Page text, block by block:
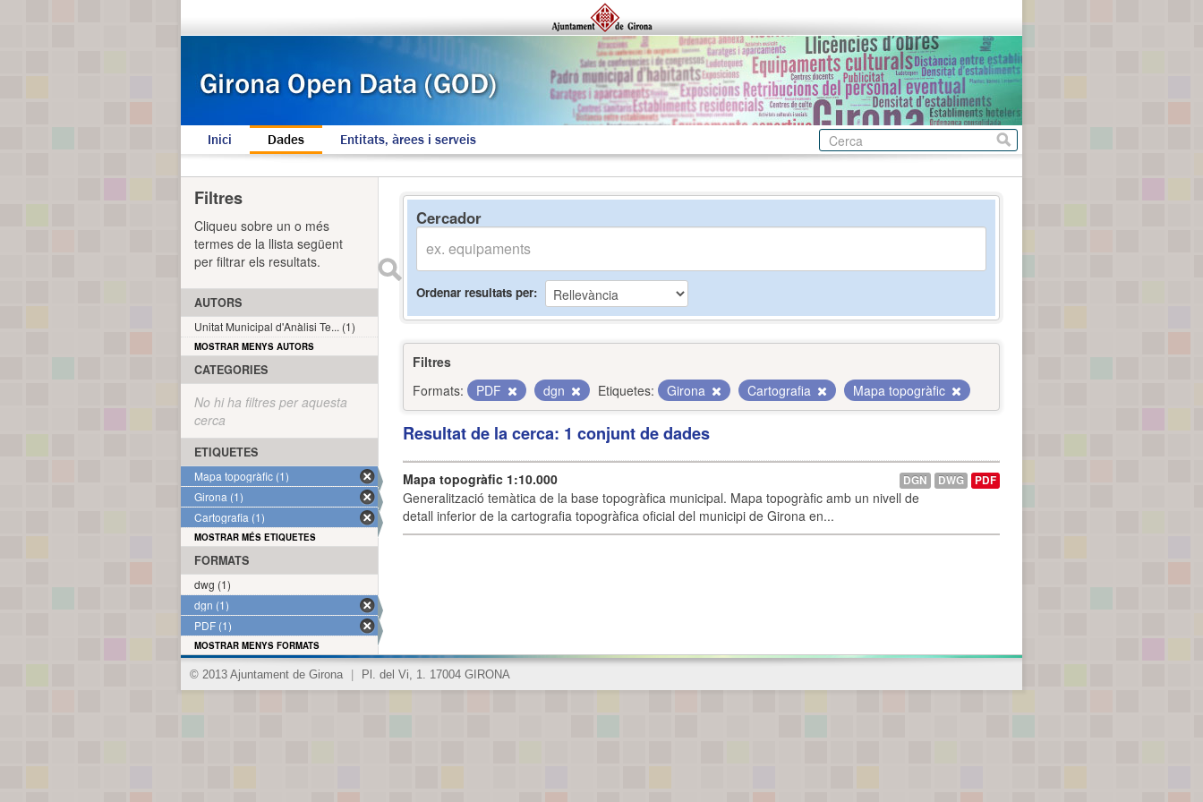
Inici Dades Entitats, àrees i serveis
Cercador
Ordenar resultats per
Filtres
Formats:
PDF dgn Etiquetes: Girona Cartografia Mapa topogràfic
Resultat de la cerca: 1 conjunt de dades
Mapa topogràfic 1:10.000
Generalització temàtica de la base topogràfica municipal. Mapa topogràfic amb un nivell de
detall inferior de la cartografia topogràfica oficial del municipi de Girona en...
DGN DWG PDF
Filtres
Cliqueu sobre un o més
termes de la llista següent
per filtrar els resultats.
AUTORS
Unitat Municipal d'Anàlisi Te... (1)
MOSTRAR MENYS AUTORS
CATEGORIES
No hi ha filtres per aquesta
cerca
ETIQUETES
Mapa topogràfic (1)
Girona (1)
Cartografia (1)
MOSTRAR MÉS ETIQUETES
FORMATS
dwg (1)
dgn (1)
PDF (1)
MOSTRAR MENYS FORMATS
© 2013 Ajuntament de Girona Pl. del Vi, 1. 17004 GIRONA